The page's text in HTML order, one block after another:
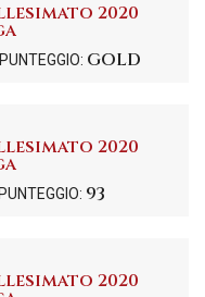
2020
GOLD
2020
93
2020